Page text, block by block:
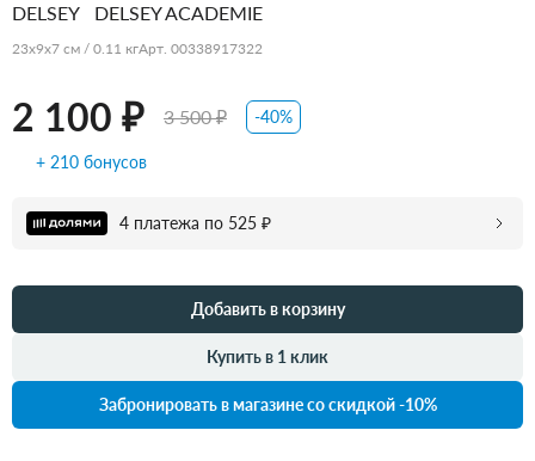
DELSEY DELSEY ACADEMIE
23x9x7 см / 0.11 кгАрт. 00338917322
2 100 ₽ 3 500 ₽ -40%
+ 210 бонусов
4 платежа по 525 ₽
Добавить в корзину
Купить в 1 клик
Забронировать в магазине со скидкой -10%